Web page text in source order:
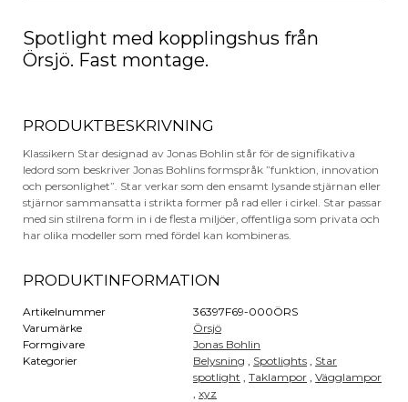
Spotlight med kopplingshus från
Örsjö. Fast montage.
PRODUKTBESKRIVNING
Klassikern Star designad av Jonas Bohlin står för de signifikativa
ledord som beskriver Jonas Bohlins formspråk ”funktion, innovation
och personlighet”. Star verkar som den ensamt lysande stjärnan eller
stjärnor sammansatta i strikta former på rad eller i cirkel. Star passar
med sin stilrena form in i de flesta miljöer, offentliga som privata och
har olika modeller som med fördel kan kombineras.
PRODUKTINFORMATION
Artikelnummer
36397F69-000ÖRS
Varumärke
Örsjö
Formgivare
Jonas Bohlin
Kategorier
Belysning , Spotlights , Star
spotlight ,Taklampor ,Vägglampor
,xyz